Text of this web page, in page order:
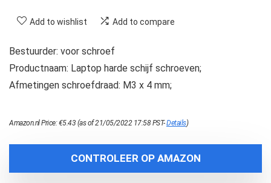
Add to wishlist Add to compare
Bestuurder: voor schroef
Productnaam: Laptop harde schijf schroeven;
Afmetingen schroefdraad: M3 x 4 mm;
Amazon.nl Price:€5.43 (as of 21/05/2022 17:58 PST-Details)
CONTROLEER OP AMAZON